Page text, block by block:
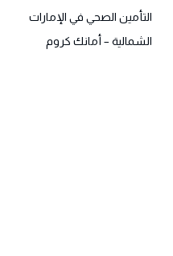
التأمين الصحي في الإمارات
الشمالية – أمانك كروم